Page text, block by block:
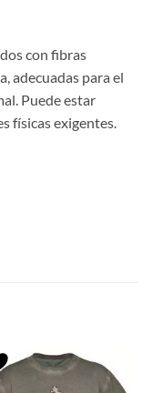
con fibras
adecuadas para el
Puede estar
físicas exigentes.